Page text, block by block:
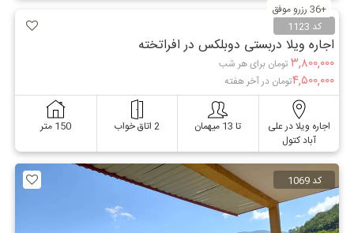
کد 1123
+36 رزرو موفق
اجاره ویلا دربستی دوبلکس در افراتخته
۳,۸۰۰,۰۰۰ تومان برای هر شب
۴,۵۰۰,۰۰۰تومان در آخر هفته
اجاره ویلا در علی
آباد کتول
تا 13 میهمان 2 اتاق خواب 150 متر
کد 1069